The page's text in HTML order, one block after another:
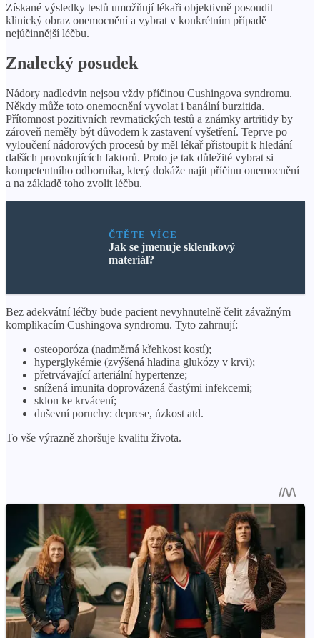
Získané výsledky testů umožňují lékaři objektivně posoudit
klinický obraz onemocnění a vybrat v konkrétním případě
nejúčinnější léčbu.
Znalecký posudek
Nádory nadledvin nejsou vždy příčinou Cushingova syndromu.
Někdy může toto onemocnění vyvolat i banální burzitida.
Přítomnost pozitivních revmatických testů a známky artritidy by
zároveň neměly být důvodem k zastavení vyšetření. Teprve po
vyloučení nádorových procesů by měl lékař přistoupit k hledání
dalších provokujících faktorů. Proto je tak důležité vybrat si
kompetentního odborníka, který dokáže najít příčinu onemocnění
a na základě toho zvolit léčbu.
ČTĚTE VÍCE
Jak se jmenuje skleníkový
materiál?
Bez adekvátní léčby bude pacient nevyhnutelně čelit závažným
komplikacím Cushingova syndromu. Tyto zahrnují:
osteoporóza (nadměrná křehkost kostí);
hyperglykémie (zvýšená hladina glukózy v krvi);
přetrvávající arteriální hypertenze;
snížená imunita doprovázená častými infekcemi;
sklon ke krvácení;
duševní poruchy: deprese, úzkost atd.
To vše výrazně zhoršuje kvalitu života.